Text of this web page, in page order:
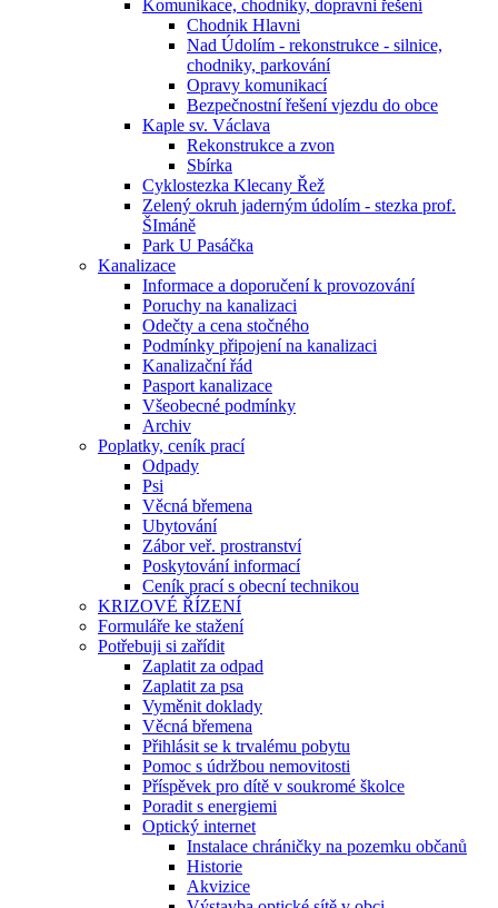
Komunikace, chodniky, dopravni řešení
Chodnik Hlavni
Nad Údolím - rekonstrukce - silnice,
chodniky, parkování
Opravy komunikací
Bezpečnostní řešení vjezdu do obce
Kaple sv. Václava
Rekonstrukce a zvon
Sbírka
Cyklostezka Klecany Řež
Zelený okruh jaderným údolím - stezka prof.
ŠImáně
Park U Pasáčka
Kanalizace
Informace a doporučení k provozování
Poruchy na kanalizaci
Odečty a cena stočného
Podmínky připojení na kanalizaci
Kanalizační řád
Pasport kanalizace
Všeobecné podmínky
Archiv
Poplatky, ceník prací
Odpady
Psi
Věcná břemena
Ubytování
Zábor veř. prostranství
Poskytování informací
Ceník prací s obecní technikou
KRIZOVÉ ŘÍZENÍ
Formuláře ke stažení
Potřebuji si zařídit
Zaplatit za odpad
Zaplatit za psa
Vyměnit doklady
Věcná břemena
Přihlásit se k trvalému pobytu
Pomoc s údržbou nemovitosti
Příspěvek pro dítě v soukromé školce
Poradit s energiemi
Optický internet
Instalace chráničky na pozemku občanů
Historie
Akvizice